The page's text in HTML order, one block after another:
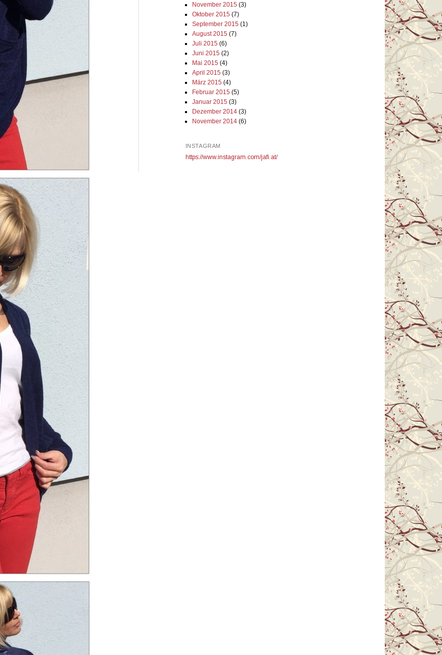
November 2015 (3)
Oktober 2015 (7)
September 2015 (1)
August 2015 (7)
Juli 2015 (6)
Juni 2015 (2)
Mai 2015 (4)
April 2015 (3)
März 2015 (4)
Februar 2015 (5)
Januar 2015 (3)
Dezember 2014(3)
November 2014(6)
INSTAGRAM
https://www.instagram.com/jafi.at/